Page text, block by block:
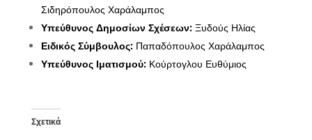
Σιδηρόπουλος Χαράλαμπος
Υπεύθυνος Δημοσίων Σχέσεων:Ξυδούς Ηλίας
Ειδικός Σύμβουλος:Παπαδόπουλος Χαράλαμπος
Υπεύθυνος Ιματισμού:Κούρτογλου Ευθύμιος
Σχετικά